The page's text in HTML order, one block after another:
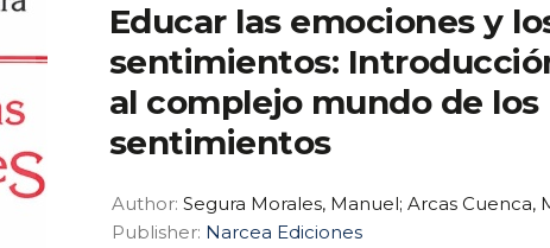
Educar las emociones y
sentimientos:
al complejo mundo de los
sentimientos
Author: Segura Morales, Manuel; Arcas Cuenca,
Publisher: Narcea Ediciones